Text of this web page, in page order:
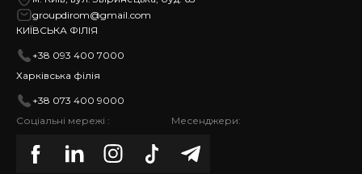
groupdirom@gmail.com
КИЇВСЬКА ФІЛІЯ
+38 093 400 7000
Харківська філія
+38 073 400 9000
Соціальні мережі :
Месенджери: